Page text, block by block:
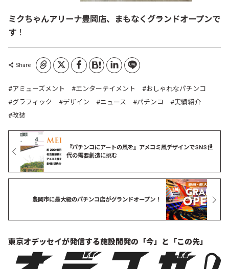
ミクちゃんアリーナ豊岡店、
まもなくグランドオープンで
す ！
Shareコピーしました
アミューズメント エンターテイメント
おしゃれなパチンコ
グラフィック
デザイン ニュース パチンコ
実績紹介
改装
『パチンコにアートの風を』アメコミ風デザインでSNS世
代の需要創造に挑む
豊岡市に最大級のパチンコ店がグランドオープン！
東京オデッセイが発信する施設開発の「今」と「この先」